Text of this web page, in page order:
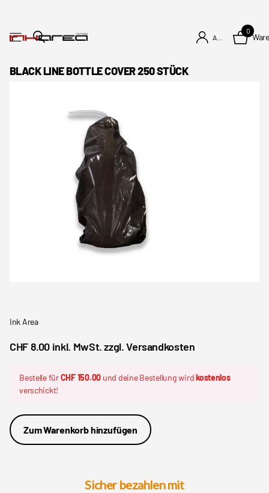
0
BLACK LINE BOTTLE COVER 250 STÜCK
Ink Area
CHF 8.00 inkl. MwSt. zzgl. Versandkosten
Bestelle fürCHF 150.00 und deine Bestellung wirdkostenlos
verschickt!
Zum Warenkorb hinzufügen
Sicher bezahlen mit